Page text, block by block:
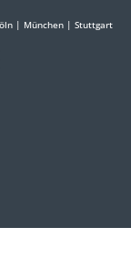
| München | Stuttgart